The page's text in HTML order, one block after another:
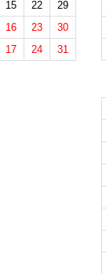
15 22
29
16 23
30
17 24 31